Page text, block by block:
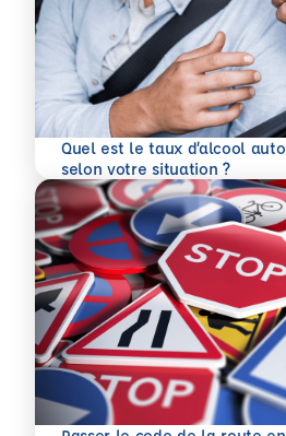
Quel est le taux d’alcool
selon votre situation ?
En savoir plus